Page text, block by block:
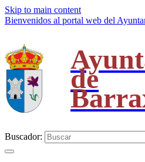
Skip to main content
Bienvenidos al portal web del
de
Buscador: